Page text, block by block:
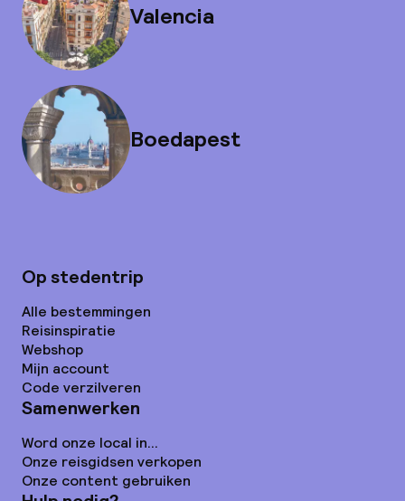
Valencia
Boedapest
Op stedentrip
Alle bestemmingen
Reisinspiratie
Webshop
Mijn account
Code verzilveren
Samenwerken
Word onze local in...
Onze reisgidsen verkopen
Onze content gebruiken